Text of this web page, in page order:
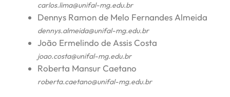
carlos.lima@unifal-mg.edu.br
Dennys Ramon de Melo Fernandes Almeida
dennys.almeida@unifal-mg.edu.br
João Ermelindo de Assis Costa
joao.costa@unifal-mg.edu.br
Roberta Mansur Caetano
roberta.caetano@unifal-mg.edu.br